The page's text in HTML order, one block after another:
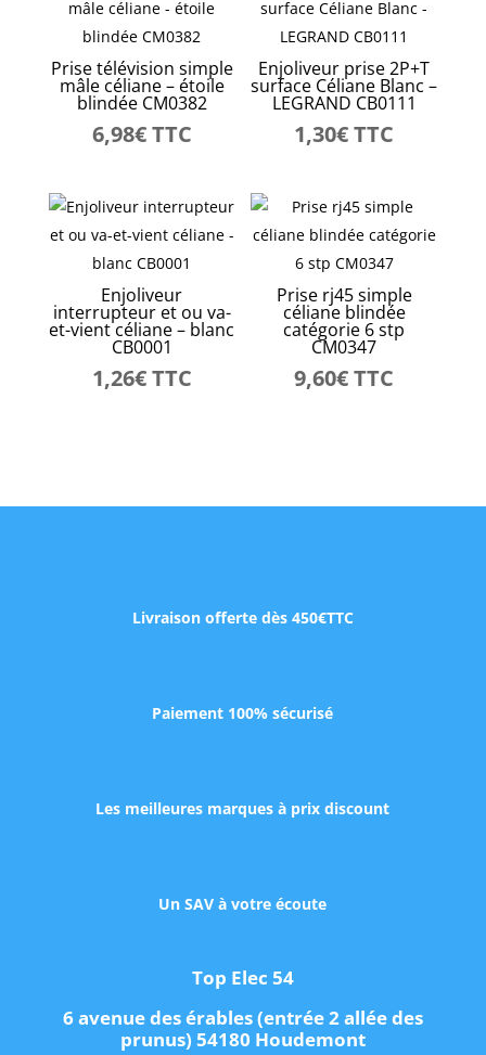
Prise télévision simple
mâle céliane – étoile
blindée CM0382
6,98€TTC
Enjoliveur prise 2P+T
surface Céliane Blanc –
LEGRAND CB0111
1,30€TTC
Enjoliveur
interrupteur et ou va-
et-vient céliane – blanc
CB0001
1,26€TTC
Prise rj45 simple
céliane blindée
catégorie 6 stp
CM0347
9,60€TTC
Livraison offerte dès 450€TTC
Paiement 100% sécurisé
Les meilleures marques à prix discount
Un SAV à votre écoute
Top Elec 54
6 avenue des érables (entrée 2 allée des
prunus) 54180 Houdemont